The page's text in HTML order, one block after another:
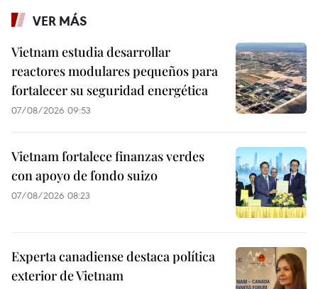
VER MÁS
Vietnam estudia desarrollar
reactores modulares pequeños para
fortalecer su seguridad energética
07/08/2026 09:53
Vietnam fortalece finanzas verdes
con apoyo de fondo suizo
07/08/2026 08:23
Experta canadiense destaca política
exterior de Vietnam